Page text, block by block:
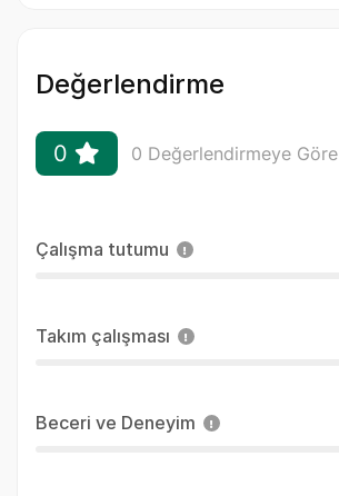
Değerlendirme
0 0 Değerlendirmeye Göre
Çalışma tutumu
Takım çalışması
Beceri ve Deneyim